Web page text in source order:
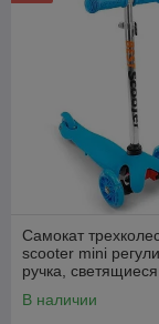
Самокат
scooter mini
ручка,
В наличии